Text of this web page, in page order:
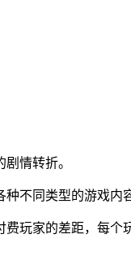
情转折。
不同类型的游戏内
玩家的差距，每个